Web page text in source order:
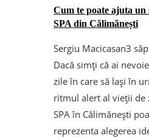
Cum te poate ajuta un
SPA din Călimănești
Sergiu Macicasan3
Dacă simți că ai
zile în care să lași în
ritmul alert al vieții de
SPA în Călimănești
reprezenta alegerea